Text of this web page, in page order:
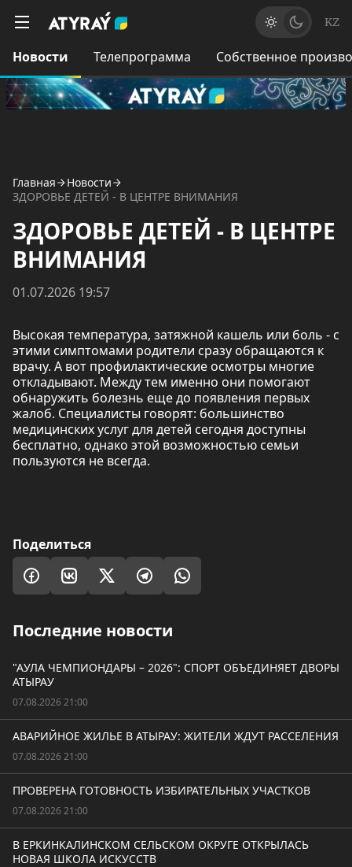
KZ
Новости Телепрограмма Собственное
Главная
Новости
ЗДОРОВЬЕ ДЕТЕЙ - В ЦЕНТРЕ ВНИМАНИЯ
ЗДОРОВЬЕ ДЕТЕЙ - В ЦЕНТРЕ
ВНИМАНИЯ
01.07.2026 19:57
Высокая температура, затяжной кашель или боль - с
этими симптомами родители сразу обращаются к
врачу. А вот профилактические осмотры многие
откладывают. Между тем именно они помогают
обнаружить болезнь еще до появления первых
жалоб. Специалисты говорят: большинство
медицинских услуг для детей сегодня доступны
бесплатно, однако этой возможностью семьи
пользуются не всегда.
Поделиться
Последние новости
"АУЛА ЧЕМПИОНДАРЫ – 2026": СПОРТ ОБЪЕДИНЯЕТ ДВОРЫ
АТЫРАУ
07.08.2026 21:00
АВАРИЙНОЕ ЖИЛЬЕ В АТЫРАУ: ЖИТЕЛИ ЖДУТ РАССЕЛЕНИЯ
07.08.2026 21:00
ПРОВЕРЕНА ГОТОВНОСТЬ ИЗБИРАТЕЛЬНЫХ УЧАСТКОВ
07.08.2026 21:00
В ЕРКИНКАЛИНСКОМ СЕЛЬСКОМ ОКРУГЕ ОТКРЫЛАСЬ
НОВАЯ ШКОЛА ИСКУССТВ